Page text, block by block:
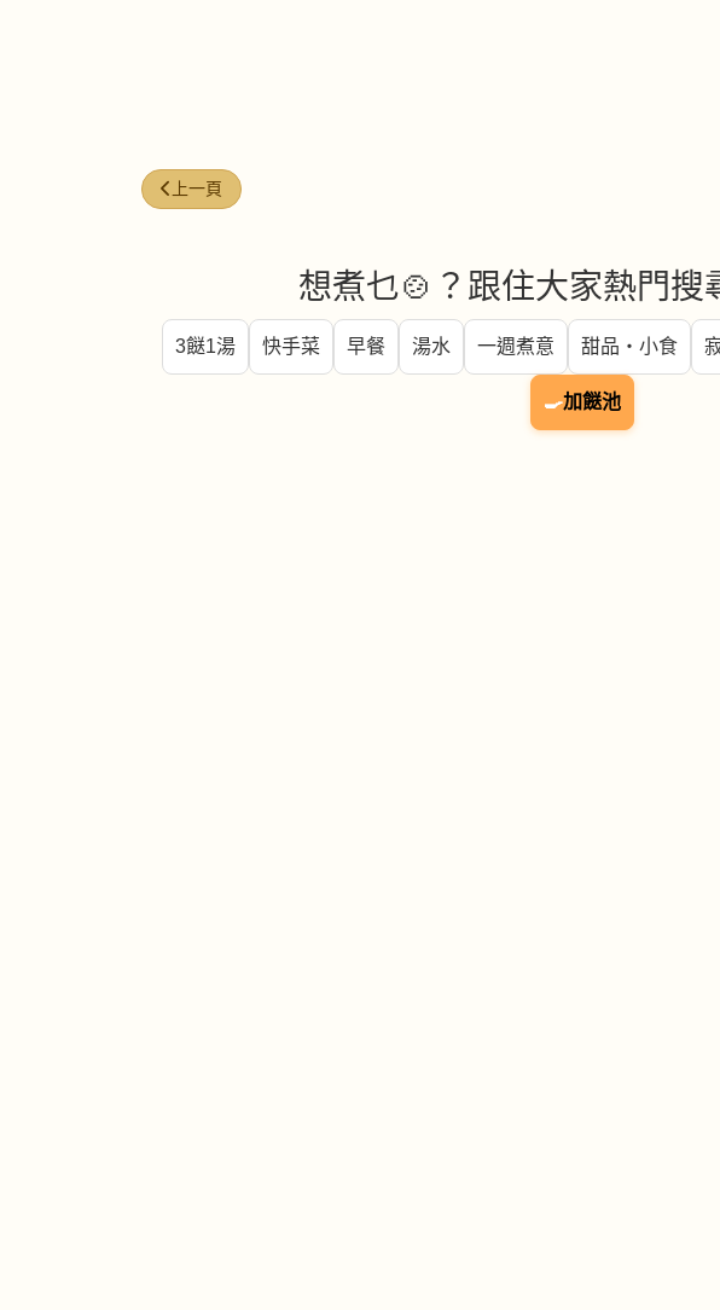
上一篇文章: 今日煮意 ( #48 )
上一頁
想煮乜🍲？跟住大家熱門搜
3餸1湯 快手菜 早餐 湯水 一週煮意 甜品・小食
🍳加餸池